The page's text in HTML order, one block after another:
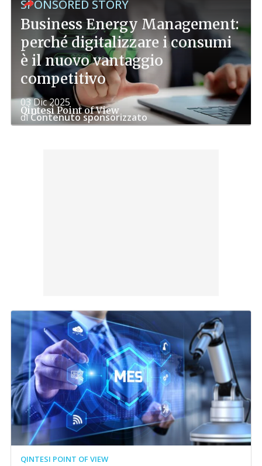
SPONSORED STORY
Business Energy Management:
perché digitalizzare i consumi
è il nuovo vantaggio
competitivo
03 Dic 2025
diContenuto sponsorizzato
QintesiPoint of View
QINTESI POINT OF VIEW